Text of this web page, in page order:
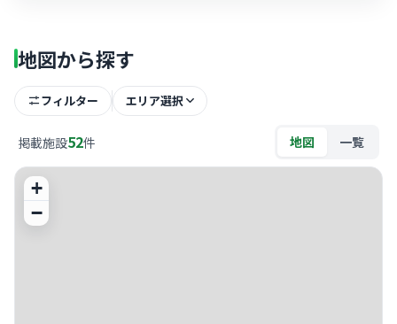
った時はすぐに相談できる安心感があります。
地図から探す
フィルター エリア選択
掲載施設52件 地図 一覧
+
−